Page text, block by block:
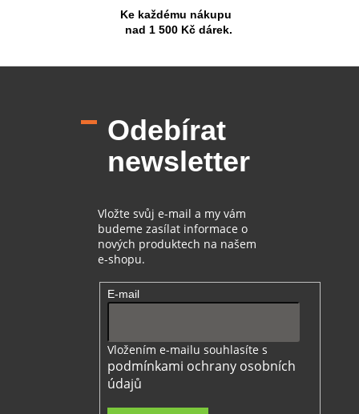
Ke každému nákupu
nad 1 500 Kč dárek.
Odebírat
newsletter
Vložte svůj e-mail a my vám
budeme zasílat informace o
nových produktech na našem
e-shopu.
E-mail
Vložením e-mailu souhlasíte s
podmínkami ochrany osobních
údajů